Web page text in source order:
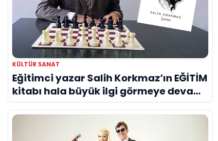
KÜLTÜR SANAT
Eğitimci yazar Salih Korkmaz’ın EĞİTİM
kitabı hala büyük ilgi görmeye devam
ediyor